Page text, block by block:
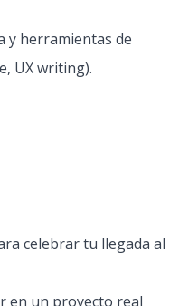
y herramientas de
UX writing).
celebrar tu llegada al
en un proyecto real